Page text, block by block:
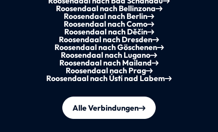
Roosendaal nach Bellinzona
Roosendaal nach Berlin
Roosendaal nach Como
Roosendaal nach Děčín
Roosendaal nach Dresden
Roosendaal nach Göschenen
Roosendaal nach Lugano
Roosendaal nach Mailand
Roosendaal nach Prag
Roosendaal nach Ústí nad Labem
Alle Verbindungen